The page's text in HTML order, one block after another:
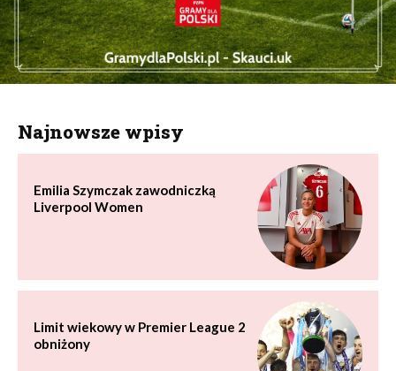
Najnowsze wpisy
Emilia Szymczak zawodniczką
Liverpool Women
Limit wiekowy w Premier League 2
obniżony